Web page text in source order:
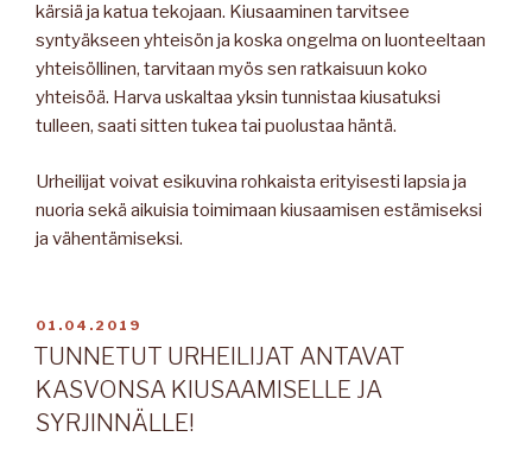
kärsiä ja katua tekojaan. Kiusaaminen tarvitsee
syntyäkseen yhteisön ja koska ongelma on luonteeltaan
yhteisöllinen, tarvitaan myös sen ratkaisuun koko
yhteisöä. Harva uskaltaa yksin tunnistaa kiusatuksi
tulleen, saati sitten tukea tai puolustaa häntä.
Urheilijat voivat esikuvina rohkaista erityisesti lapsia ja
nuoria sekä aikuisia toimimaan kiusaamisen estämiseksi
ja vähentämiseksi.
JULKAISTU
01.04.2019
TUNNETUT URHEILIJAT ANTAVAT
KASVONSA KIUSAAMISELLE JA
SYRJINNÄLLE!